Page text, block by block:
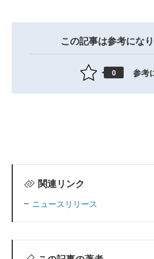
この記事は参考にな
0 参考
関連リンク
ニュースリリース